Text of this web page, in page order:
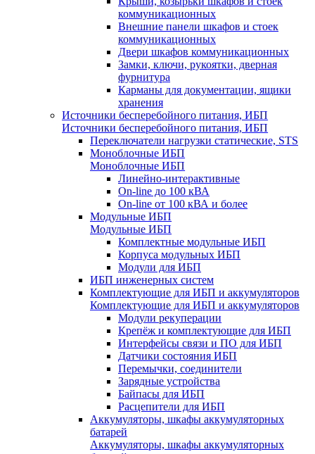
коммуникационных
Внешние панели шкафов и стоек
коммуникационных
Двери шкафов коммуникационных
Замки, ключи, рукоятки, дверная
фурнитура
Карманы для документации, ящики
хранения
Источники бесперебойного питания, ИБП
Источники бесперебойного питания, ИБП
Переключатели нагрузки статические, STS
Моноблочные ИБП
Моноблочные ИБП
Линейно-интерактивные
On-line до 100 кВА
On-line от 100 кВА и более
Модульные ИБП
Модульные ИБП
Комплектные модульные ИБП
Корпуса модульных ИБП
Модули для ИБП
ИБП инженерных систем
Комплектующие для ИБП и аккумуляторов
Комплектующие для ИБП и аккумуляторов
Модули рекуперации
Крепёж и комплектующие для ИБП
Интерфейсы связи и ПО для ИБП
Датчики состояния ИБП
Перемычки, соединители
Зарядные устройства
Байпасы для ИБП
Расцепители для ИБП
Аккумуляторы, шкафы аккумуляторных
батарей
Аккумуляторы, шкафы аккумуляторных